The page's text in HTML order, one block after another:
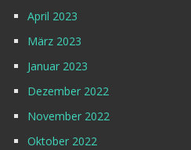
April 2023
März 2023
Januar 2023
Dezember 2022
November 2022
Oktober 2022